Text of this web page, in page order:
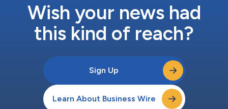
Wish your news had
this kind of reach?
Sign Up
Learn About Business Wire